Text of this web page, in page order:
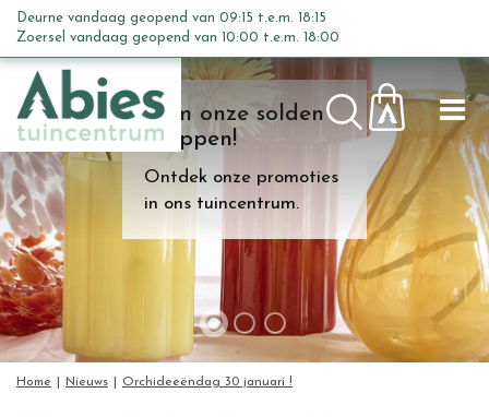
n
c
o
n
t
e
n
t
Kom onze solden
shoppen!
Ontdek onze promoties
in ons tuincentrum.
Home Nieuws Orchideeëndag 30 januari !
Deurne vandaag geopend van 09:15 t.e.m. 18:15
Zoersel vandaag geopend van 10:00 t.e.m. 18:00